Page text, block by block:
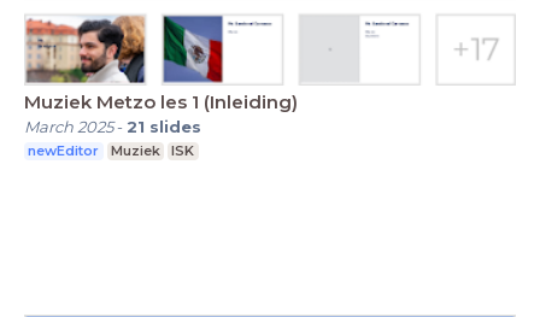
Muziek Metzo les 1 (Inleiding)
March 2025- 21 slides
newEditor Muziek ISK